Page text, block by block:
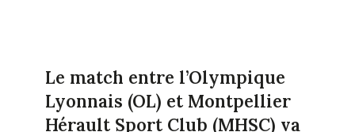
Le match entre l’Olympique
Lyonnais (OL) et Montpellier
Hérault Sport Club (MHSC) va